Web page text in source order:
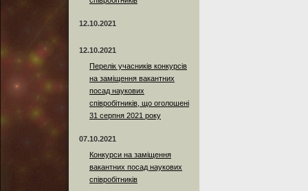
12.10.2021
12.10.2021
Перелік учасників конкурсів
на заміщення вакантних
посад наукових
співробітників, що оголошені
31 серпня 2021 року
07.10.2021
Конкурси на заміщення
вакантних посад наукових
співробітників